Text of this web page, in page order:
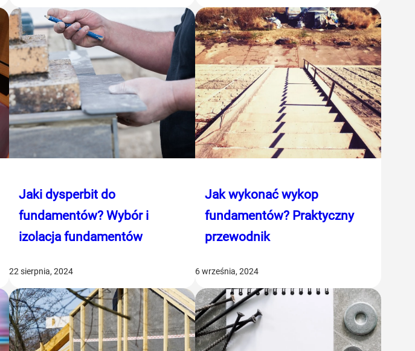
Jaki dysperbit do
fundamentów? Wybór i
izolacja fundamentów
22 sierpnia, 2024
Jak wykonać wykop
fundamentów? Praktyczny
przewodnik
6 września, 2024